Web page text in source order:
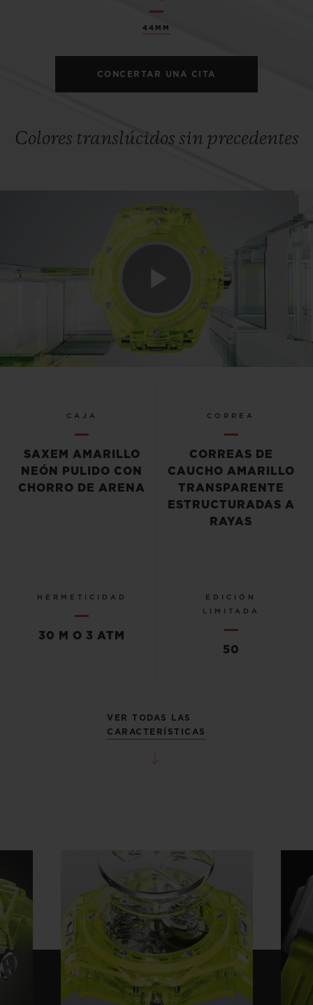
44MM
CONCERTAR UNA CITA
Colores translúcidos sin precedentes
Play
CAJA
SAXEM AMARILLO
NEÓN PULIDO CON
CHORRO DE ARENA
CORREA
CORREAS DE
CAUCHO AMARILLO
TRANSPARENTE
ESTRUCTURADAS A
RAYAS
HERMETICIDAD
30 M O 3 ATM
EDICIÓN
LIMITADA
50
VER TODAS LAS
CARACTERÍSTICAS